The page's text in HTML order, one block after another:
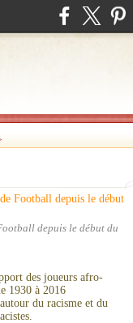
depuis le début du
des joueurs afro-
1930 à 2016
du racisme et du